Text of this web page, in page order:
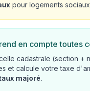
pour logements
en compte toutes
cadastrale (section +
et calcule votre taxe
majoré.